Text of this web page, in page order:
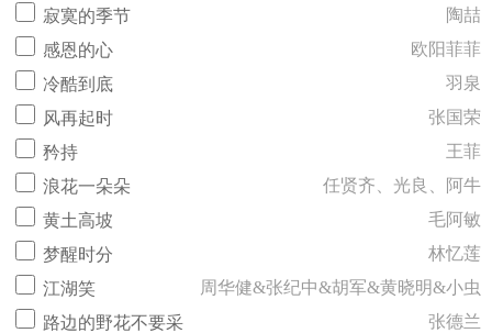
寂寞的季节
陶喆
感恩的心
欧阳菲菲
冷酷到底
羽泉
风再起时
张国荣
矜持
王菲
浪花一朵朵
任贤齐、光良、阿牛
黄土高坡
毛阿敏
梦醒时分
林忆莲
江湖笑
周华健&张纪中&胡军&黄晓明&小虫
路边的野花不要采
张德兰